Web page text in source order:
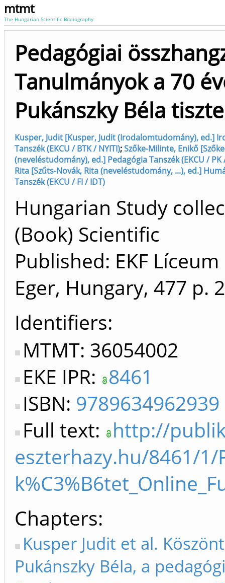
mtmt
The Hungarian Scientific Bibliography
Pedagógiai
Tanulmányok a 70
Pukánszky Béla
Kusper, Judit [Kusper, Judit (Irodalomtudomány), ed.]
Tanszék (EKCU / BTK / NYITI);Szőke-Milinte, Enikő
(neveléstudomány), ed.] Pedagógia Tanszék (EKCU / PK
Rita [Szűts-Novák, Rita (neveléstudomány, ...), ed.]
Tanszék (EKCU / FI / IDT)
Hungarian Study
(Book) Scientific
Published: EKF
Eger, Hungary, 477 p.
Identifiers
MTMT: 36054002
EKE IPR: 8461
ISBN: 9789634962939
Full text: http://
eszterhazy.hu/8461/1/
Chapters
Kusper Judit et al.
Pukánszky Béla, a